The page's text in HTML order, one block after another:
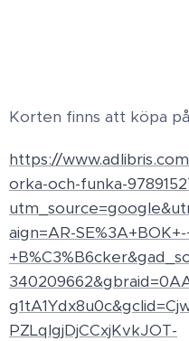
Korten finns att köpa
https://
orka-och-funka-
aign=AR-
PZLqlgjDjCCxjKvkJOT-